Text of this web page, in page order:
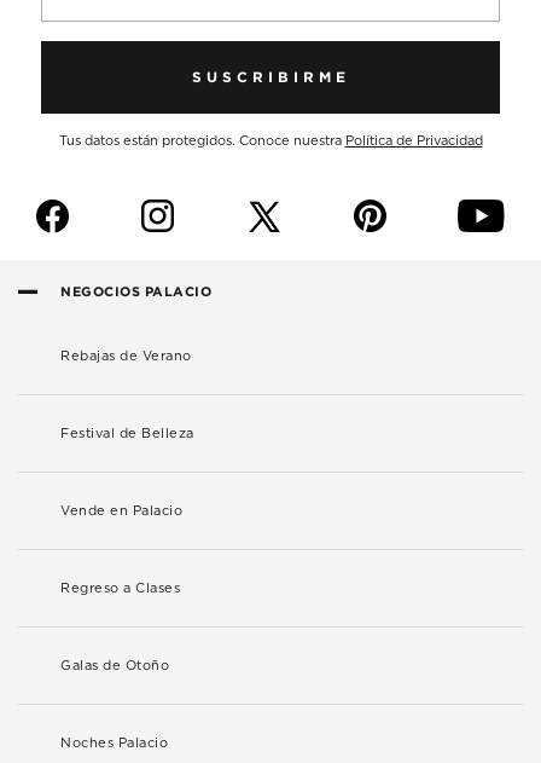
SUSCRIBIRME
Tus datos están protegidos. Conoce nuestra Política de Privacidad
f i p y
NEGOCIOS PALACIO
Rebajas de Verano
Festival de Belleza
Vende en Palacio
Regreso a Clases
Galas de Otoño
Noches Palacio